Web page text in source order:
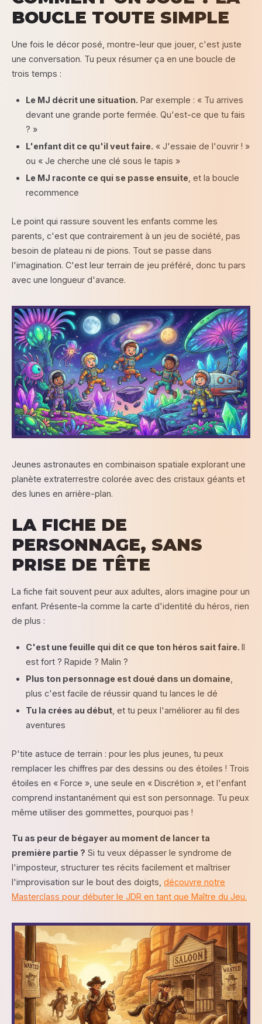
BOUCLE TOUTE SIMPLE
Une fois le décor posé, montre-leur que jouer, c'est juste
une conversation. Tu peux résumer ça en une boucle de
trois temps :
Le MJ décrit une situation. Par exemple : « Tu arrives
devant une grande porte fermée. Qu'est-ce que tu fais
? »
L'enfant dit ce qu'il veut faire. « J'essaie de l'ouvrir ! »
ou « Je cherche une clé sous le tapis »
Le MJ raconte ce qui se passe ensuite , et la boucle
recommence
Le point qui rassure souvent les enfants comme les
parents, c'est que contrairement à un jeu de société, pas
besoin de plateau ni de pions. Tout se passe dans
l'imagination. C'est leur terrain de jeu préféré, donc tu pars
avec une longueur d'avance.
Jeunes astronautes en combinaison spatiale explorant une
planète extraterrestre colorée avec des cristaux géants et
des lunes en arrière-plan.
LA FICHE DE
PERSONNAGE, SANS
PRISE DE TÊTE
La fiche fait souvent peur aux adultes, alors imagine pour un
enfant. Présente-la comme la carte d'identité du héros, rien
de plus :
C'est une feuille qui dit ce que ton héros sait faire. Il
est fort ? Rapide ? Malin ?
Plus ton personnage est doué dans un domaine
plus c'est facile de réussir quand tu lances le dé
Tu la crées au début , et tu peux l'améliorer au fil des
aventures
P'tite astuce de terrain : pour les plus jeunes, tu peux
remplacer les chiffres par des dessins ou des étoiles ! Trois
étoiles en « Force », une seule en « Discrétion », et l'enfant
comprend instantanément qui est son personnage. Tu peux
même utiliser des gommettes, pourquoi pas !
Tu as peur de bégayer au moment de lancer ta
première partie ? Si tu veux dépasser le syndrome de
l'imposteur, structurer tes récits facilement et maîtriser
l'improvisation sur le bout des doigts, découvre notre
Masterclass pour débuter le JDR en tant que Maître du Jeu.